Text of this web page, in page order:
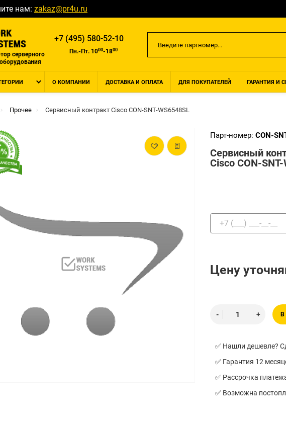
нам: zakaz@pr4u.ru
серверного
+7 (495) 580-52-10
Пн.-Пт. 1000-1800
О КОМПАНИИ ДОСТАВКА И ОПЛАТА ДЛЯ ПОКУПАТЕЛЕЙ ГАРАНТИЯ И
Прочее Сервисный контракт Cisco CON-SNT-WS6548SL
Парт-номер: CON-
Сервисный
Cisco CON-
Цену
✅ Нашли дешевле?
✅ Гарантия 12
✅ Рассрочка
✅ Возможна